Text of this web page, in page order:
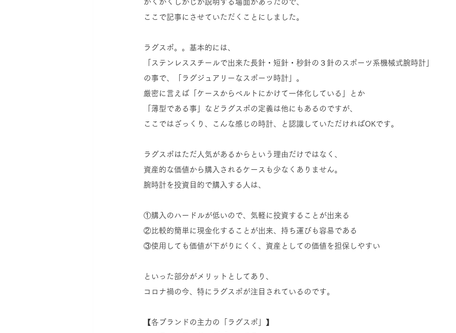
かくかくしかじか説明する場面があったので、
ここで記事にさせていただくことにしました。
ラグスポ。。基本的には、
「ステンレススチールで出来た長針・短針・秒針の３針のスポーツ系機械式腕時計」
の事で、「ラグジュアリーなスポーツ時計」。
厳密に言えば「ケースからベルトにかけて一体化している」とか
「薄型である事」などラグスポの定義は他にもあるのですが、
ここではざっくり、こんな感じの時計、と認識していただければOKです。
ラグスポはただ人気があるからという理由だけではなく、
資産的な価値から購入されるケースも少なくありません。
腕時計を投資目的で購入する人は、
①購入のハードルが低いので、気軽に投資することが出来る
②比較的簡単に現金化することが出来、持ち運びも容易である
③使用しても価値が下がりにくく、資産としての価値を担保しやすい
といった部分がメリットとしてあり、
コロナ禍の今、特にラグスポが注目されているのです。
【各ブランドの主力の「ラグスポ」】